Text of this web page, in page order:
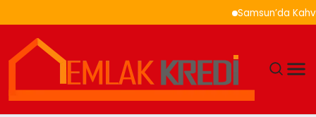
Samsun’da Kahvaltı